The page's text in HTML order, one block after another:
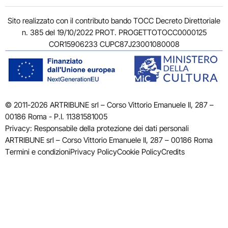
Sito realizzato con il contributo bando TOCC Decreto Direttoriale
n. 385 del 19/10/2022 PROT. PROGETTOTOCC0000125
COR15906233 CUPC87J23001080008
© 2011-2026 ARTRIBUNE srl – Corso Vittorio Emanuele II, 287 –
00186 Roma - P.I. 11381581005
Privacy: Responsabile della protezione dei dati personali
ARTRIBUNE srl – Corso Vittorio Emanuele II, 287 – 00186 Roma
Termini e condizioniPrivacy PolicyCookie PolicyCredits